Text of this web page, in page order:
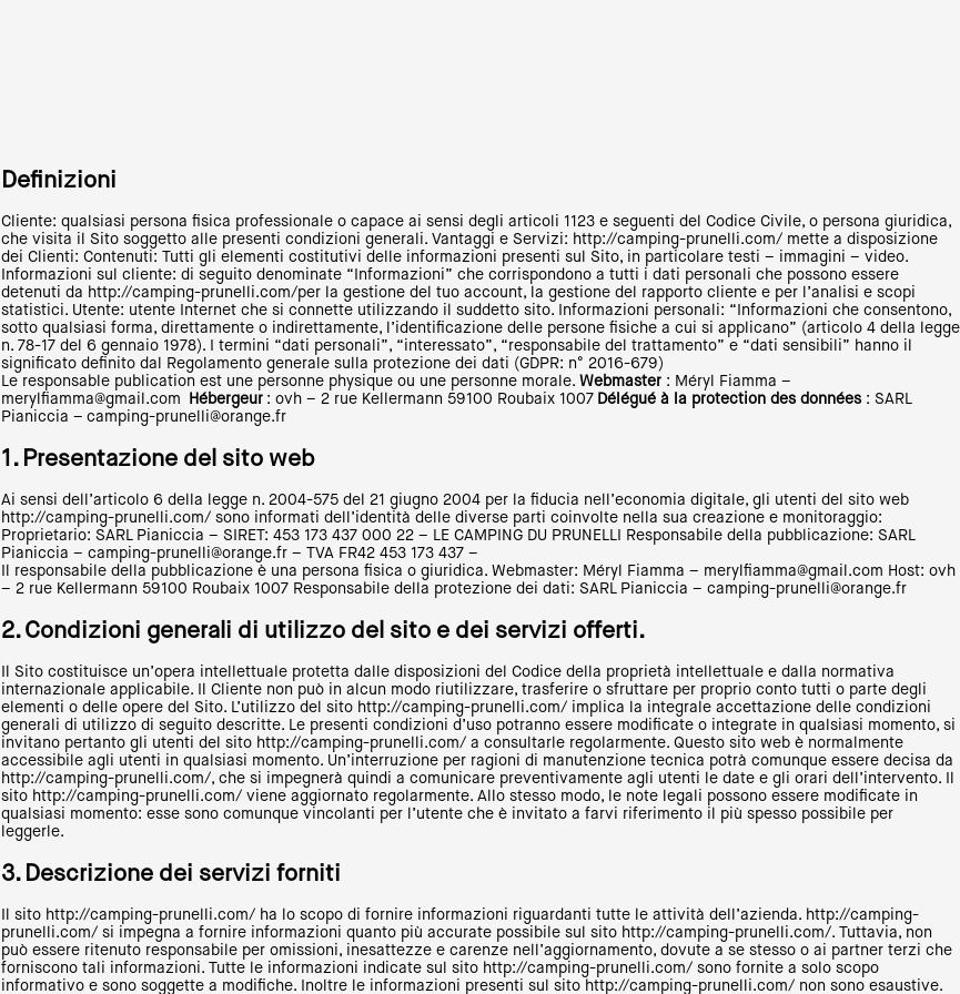
Definizioni
Cliente: qualsiasi persona fisica professionale o capace ai sensi degli articoli 1123 e seguenti del Codice Civile, o persona giuridica,
che visita il Sito soggetto alle presenti condizioni generali. Vantaggi e Servizi: http://camping-prunelli.com/ mette a disposizione
dei Clienti: Contenuti: Tutti gli elementi costitutivi delle informazioni presenti sul Sito, in particolare testi – immagini – video.
Informazioni sul cliente: di seguito denominate “Informazioni” che corrispondono a tutti i dati personali che possono essere
detenuti da http://camping-prunelli.com/per la gestione del tuo account, la gestione del rapporto cliente e per l’analisi e scopi
statistici. Utente: utente Internet che si connette utilizzando il suddetto sito. Informazioni personali: “Informazioni che consentono,
sotto qualsiasi forma, direttamente o indirettamente, l’identificazione delle persone fisiche a cui si applicano” (articolo 4 della legge
n. 78-17 del 6 gennaio 1978). I termini “dati personali”, “interessato”, “responsabile del trattamento” e “dati sensibili” hanno il
significato definito dal Regolamento generale sulla protezione dei dati (GDPR: n° 2016-679)
Le responsable publication est une personne physique ou une personne morale. Webmaster : Méryl Fiamma –
merylfiamma@gmail.com Hébergeur : ovh – 2 rue Kellermann 59100 Roubaix 1007 Délégué à la protection des données: SARL
Pianiccia – camping-prunelli@orange.fr
1. Presentazione del sito web
Ai sensi dell’articolo 6 della legge n. 2004-575 del 21 giugno 2004 per la fiducia nell’economia digitale, gli utenti del sito web
http://camping-prunelli.com/ sono informati dell’identità delle diverse parti coinvolte nella sua creazione e monitoraggio:
Proprietario: SARL Pianiccia – SIRET: 453 173 437 000 22 – LE CAMPING DU PRUNELLI Responsabile della pubblicazione: SARL
Pianiccia – camping-prunelli@orange.fr – TVA FR42 453 173 437 –
Il responsabile della pubblicazione è una persona fisica o giuridica. Webmaster: Méryl Fiamma – merylfiamma@gmail.com Host: ovh
– 2 rue Kellermann 59100 Roubaix 1007 Responsabile della protezione dei dati: SARL Pianiccia – camping-prunelli@orange.fr
2. Condizioni generali di utilizzo del sito e dei servizi offerti.
Il Sito costituisce un’opera intellettuale protetta dalle disposizioni del Codice della proprietà intellettuale e dalla normativa
internazionale applicabile. Il Cliente non può in alcun modo riutilizzare, trasferire o sfruttare per proprio conto tutti o parte degli
elementi o delle opere del Sito. L’utilizzo del sito http://camping-prunelli.com/ implica la integrale accettazione delle condizioni
generali di utilizzo di seguito descritte. Le presenti condizioni d’uso potranno essere modificate o integrate in qualsiasi momento, si
invitano pertanto gli utenti del sito http://camping-prunelli.com/ a consultarle regolarmente. Questo sito web è normalmente
accessibile agli utenti in qualsiasi momento. Un’interruzione per ragioni di manutenzione tecnica potrà comunque essere decisa da
http://camping-prunelli.com/, che si impegnerà quindi a comunicare preventivamente agli utenti le date e gli orari dell’intervento. Il
sito http://camping-prunelli.com/ viene aggiornato regolarmente. Allo stesso modo, le note legali possono essere modificate in
qualsiasi momento: esse sono comunque vincolanti per l’utente che è invitato a farvi riferimento il più spesso possibile per
leggerle.
3. Descrizione dei servizi forniti
Il sito http://camping-prunelli.com/ ha lo scopo di fornire informazioni riguardanti tutte le attività dell’azienda. http://camping-
prunelli.com/ si impegna a fornire informazioni quanto più accurate possibile sul sito http://camping-prunelli.com/. Tuttavia, non
può essere ritenuto responsabile per omissioni, inesattezze e carenze nell’aggiornamento, dovute a se stesso o ai partner terzi che
forniscono tali informazioni. Tutte le informazioni indicate sul sito http://camping-prunelli.com/ sono fornite a solo scopo
informativo e sono soggette a modifiche. Inoltre le informazioni presenti sul sito http://camping-prunelli.com/ non sono esaustive.